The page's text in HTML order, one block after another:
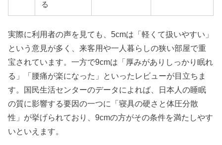
る
実際に利用者の声を見ても、5cmは「軽くて扱いやすい」
という意見が多く、来客用や一人暮らしの狭い部屋で重
宝されています。一方で9cmは「厚みがありしっかり眠れ
る」「腰痛が楽になった」といったレビューが目立ちま
す。国民生活センターのデータによれば、日本人の睡眠
の質に影響する要因の一つに「寝具の硬さと体圧分散
性」が挙げられており、9cmの方がその条件を満たしやす
いといえます。